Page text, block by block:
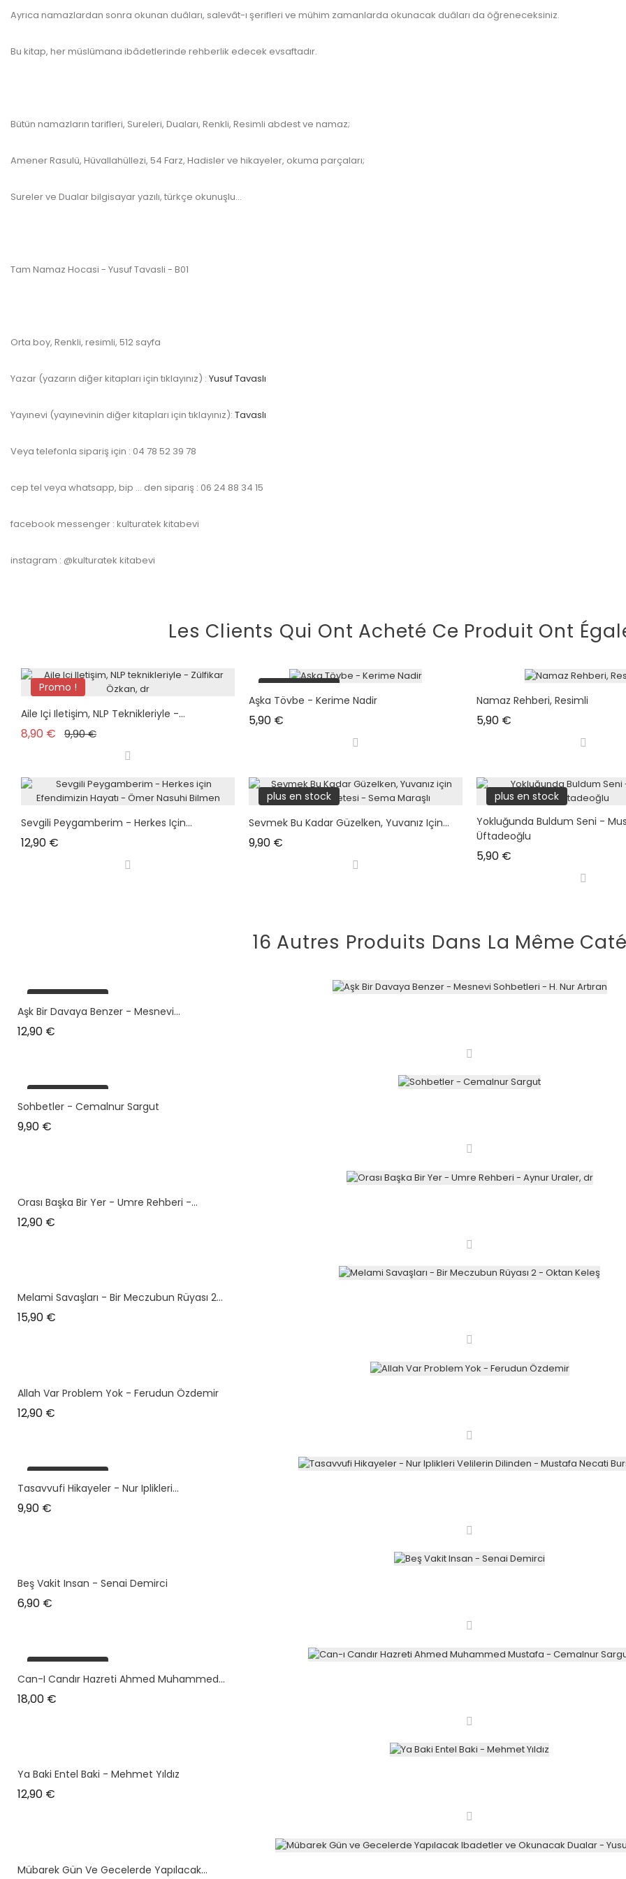
Ayrıca namazlardan sonra okunan duâları, salevât-ı şerifleri ve mühim zamanlarda okunacak duâları da öğreneceksiniz.
Bu kitap, her müslümana ibâdetlerinde rehberlik edecek evsaftadır.
Bütün namazların tarifleri, Sureleri, Duaları, Renkli, Resimli abdest ve namaz;
Amener Rasulü, Hüvallahüllezi, 54 Farz, Hadisler ve hikayeler, okuma parçaları;
Sureler ve Dualar bilgisayar yazılı, türkçe okunuşlu...
Tam Namaz Hocasi - Yusuf Tavasli - B01
Orta boy, Renkli, resimli, 512 sayfa
Yazar (yazarın diğer kitapları için tıklayınız) : Yusuf Tavaslı
Yayınevi (yayınevinin diğer kitapları için tıklayınız): Tavaslı
Veya telefonla sipariş için : 04 78 52 39 78
cep tel veya whatsapp, bip … den sipariş : 06 24 88 34 15
facebook messenger : kulturatek kitabevi
instagram : @kulturatek kitabevi
Les Clients Qui Ont Acheté Ce Produit Ont
Promo !
plus en stock
Aile Içi Iletişim, NLP Teknikleriyle -...
8,90 € Prix de base
9,90 €Prix
plus en stock
Aşka Tövbe - Kerime Nadir
5,90 €
Namaz Rehberi, Resimli
5,90 €
Sevgili Peygamberim - Herkes Için...
12,90 €
plus en stock
Sevmek Bu Kadar Güzelken, Yuvanız Için...
9,90 €
plus en stock
Yokluğunda Buldum Seni -
Üftadeoğlu
5,90 €
16 Autres Produits Dans La Même
plus en stock
Aşk Bir Davaya Benzer - Mesnevi...
12,90 €
plus en stock
Sohbetler - Cemalnur Sargut
9,90 €
Orası Başka Bir Yer - Umre Rehberi -...
12,90 €
Melami Savaşları - Bir Meczubun Rüyası 2...
15,90 €
Allah Var Problem Yok - Ferudun Özdemir
12,90 €
plus en stock
Tasavvufi Hikayeler - Nur Iplikleri...
9,90 €
Beş Vakit Insan - Senai Demirci
6,90 €
plus en stock
Can-I Candır Hazreti Ahmed Muhammed...
18,00 €
Ya Baki Entel Baki - Mehmet Yıldız
12,90 €
Mübarek Gün Ve Gecelerde Yapılacak...